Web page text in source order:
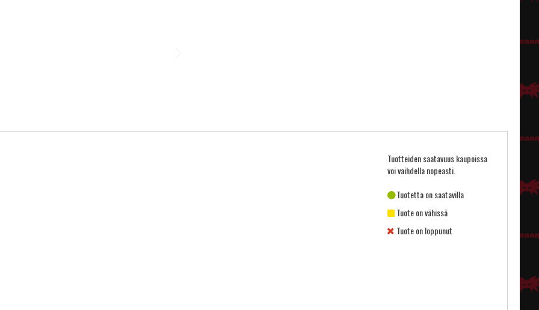
Tuotteiden saatavuus kaupoissa
voi vaihdella nopeasti.
Tuotetta on saatavilla
Tuote on vähissä
Tuote on loppunut